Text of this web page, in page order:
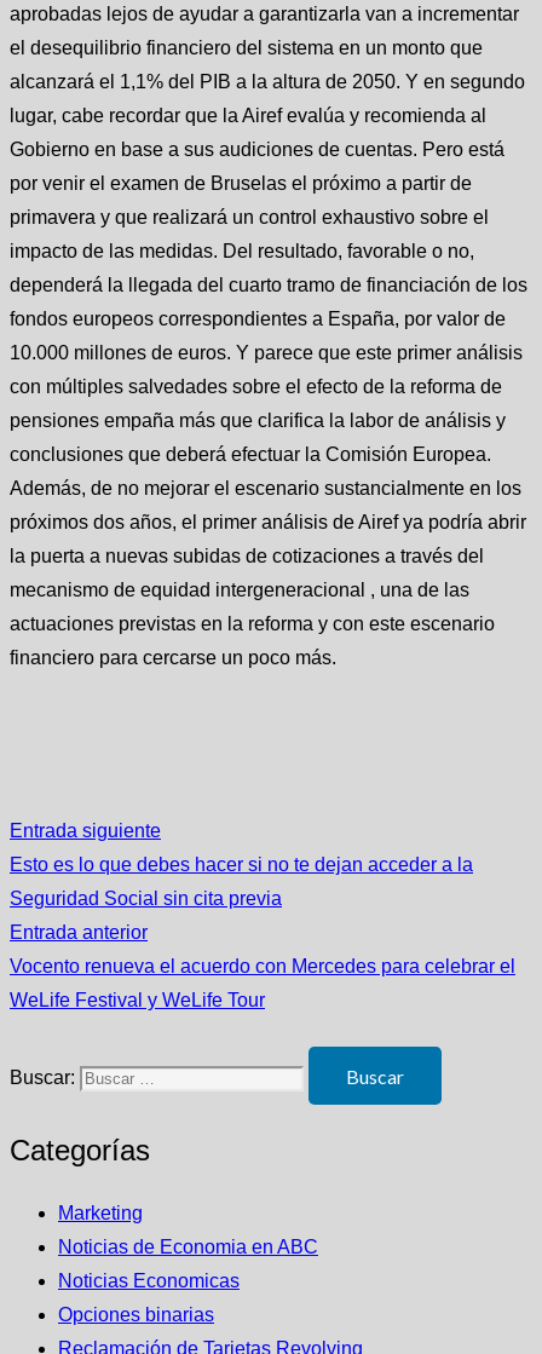
aprobadas lejos de ayudar a garantizarla van a incrementar
el desequilibrio financiero del sistema en un monto que
alcanzará el 1,1% del PIB a la altura de 2050. Y en segundo
lugar, cabe recordar que la Airef evalúa y recomienda al
Gobierno en base a sus audiciones de cuentas. Pero está
por venir el examen de Bruselas el próximo a partir de
primavera y que realizará un control exhaustivo sobre el
impacto de las medidas. Del resultado, favorable o no,
dependerá la llegada del cuarto tramo de financiación de los
fondos europeos correspondientes a España, por valor de
10.000 millones de euros. Y parece que este primer análisis
con múltiples salvedades sobre el efecto de la reforma de
pensiones empaña más que clarifica la labor de análisis y
conclusiones que deberá efectuar la Comisión Europea.
Además, de no mejorar el escenario sustancialmente en los
próximos dos años, el primer análisis de Airef ya podría abrir
la puerta a nuevas subidas de cotizaciones a través del
mecanismo de equidad intergeneracional , una de las
actuaciones previstas en la reforma y con este escenario
financiero para cercarse un poco más.
Entrada siguiente
Esto es lo que debes hacer si no te dejan acceder a la
Seguridad Social sin cita previa
Entrada anterior
Vocento renueva el acuerdo con Mercedes para celebrar el
WeLife Festival y WeLife Tour
Buscar:
Categorías
Marketing
Noticias de Economia en ABC
Noticias Economicas
Opciones binarias
Reclamación de Tarjetas Revolving